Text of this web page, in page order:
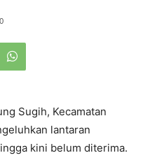
Sugih, Kecamatan
lantaran
kini belum diterima.